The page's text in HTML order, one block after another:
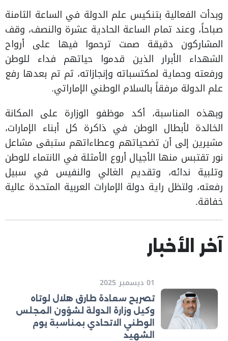
وبدأت الفعالية بتنكيس علم الدولة في الساعة الثامنة
صباحاً، وعند تمام الساعة الحادية عشرة والنصف، وقف
المشاركون دقيقة صمت ترحموا فيها على أرواح
الشهداء الأبرار الذين قدموا حياتهم فداء للوطن
ورفعته وحماية لمكتسباته وإنجازاته، ثم تم بعدها رفع
علم الدولة مرفقاً بالسلام الوطني الإماراتي.
وبهذه المناسبة، أكد موظفو الوزارة على المكانة
الخالدة لأبطال الوطن في ذاكرة كل أبناء الإمارات،
مشيرين إلى أن تضحياتهم وعطاءاتهم ستبقى مشاعل
نور تقتبس منها الأجيال أروع الأمثلة في الانتماء للوطن
وتلبية ندائه، وتقديم الغالي والنفيس في سبيل
رفعته، ولتظل راية دولة الإمارات العربية المتحدة عالية
خفاقة.
آخر الأخبار
01 ديسمبر 2025
تصريح سعادة طارق هلال لوتاه
وكيل وزارة الدولة لشؤون المجلس
الوطني الاتحادي بمناسبة يوم
الشهيد